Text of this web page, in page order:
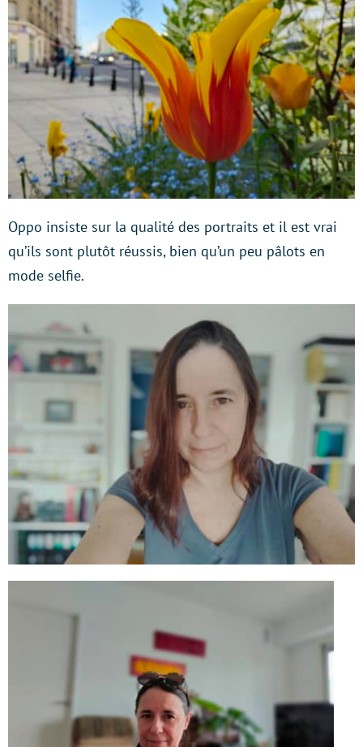
Oppo insiste sur la qualité des portraits et il est vrai
qu’ils sont plutôt réussis, bien qu’un peu pâlots en
mode selfie.